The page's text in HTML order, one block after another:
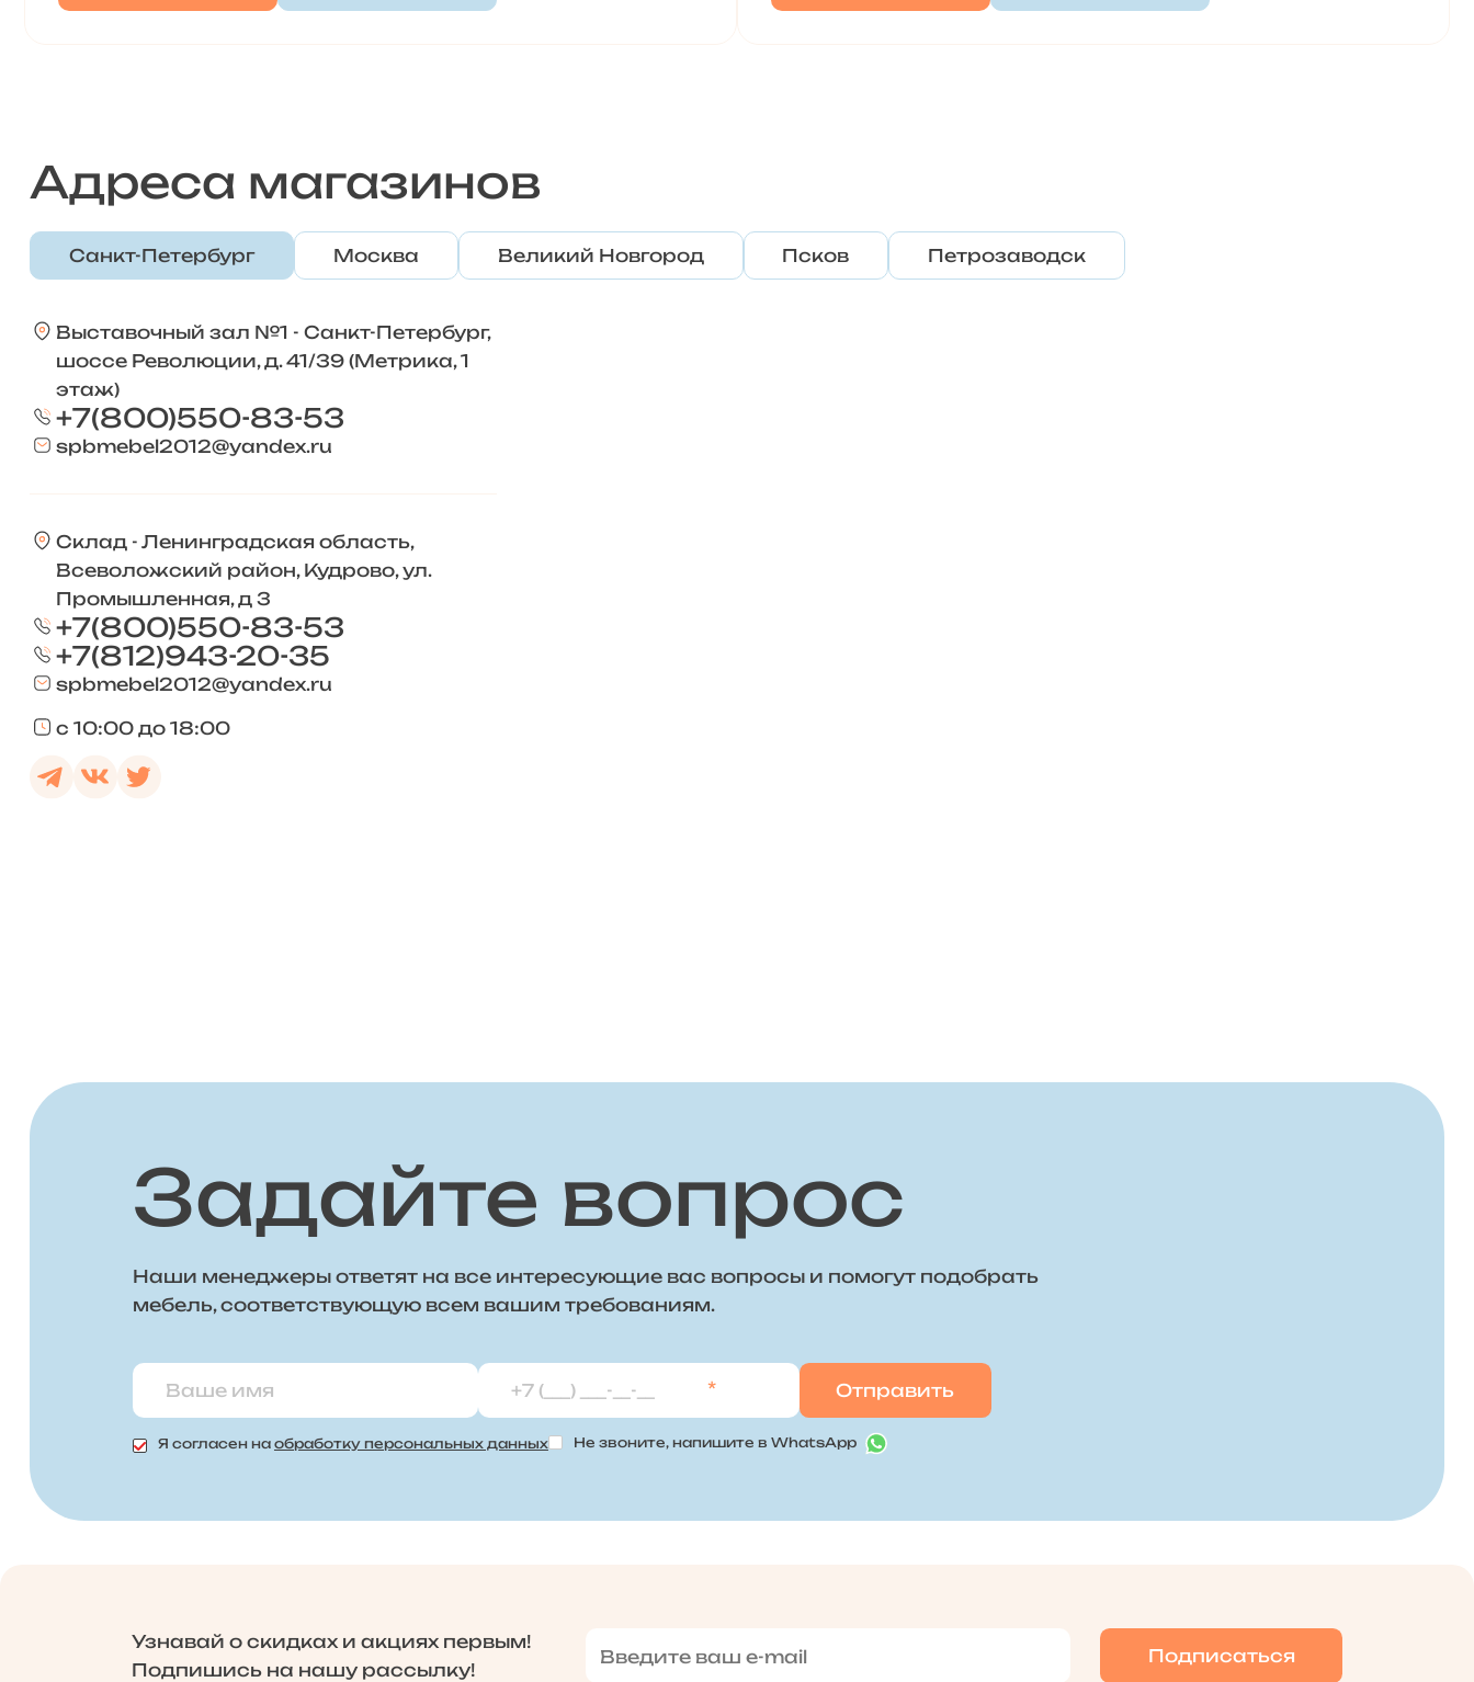
Адреса магазинов
Санкт-Петербург Москва Великий Новгород Псков Петрозаводск
Выставочный зал №1 - Санкт-Петербург,
шоссе Революции, д. 41/39 (Метрика, 1
этаж)
+7(800)550-83-53
spbmebel2012@yandex.ru
Склад - Ленинградская область,
Всеволожский район, Кудрово, ул.
Промышленная, д 3
+7(800)550-83-53
+7(812)943-20-35
spbmebel2012@yandex.ru
с 10:00 до 18:00
Задайте вопрос
Наши менеджеры ответят на все интересующие вас вопросы и помогут подобрать
мебель, соответствующую всем вашим требованиям.
*
Я согласен на обработку персональных данных Не звоните, напишите в WhatsApp
Узнавай о скидках и акциях первым!
Подпишись на нашу рассылку!